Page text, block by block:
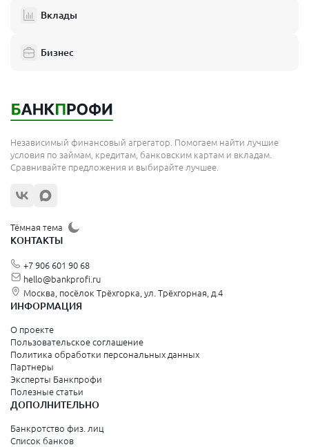
Вклады
Бизнес
Независимый финансовый агрегатор. Помогаем найти лучшие
условия по займам, кредитам, банковским картам и вкладам.
Сравнивайте предложения и выбирайте лучшее.
Тёмная тема
КОНТАКТЫ
+7 906 601 90 68
hello@bankprofi.ru
Москва, посёлок Трёхгорка, ул. Трёхгорная, д.4
ИНФОРМАЦИЯ
О проекте
Пользовательское соглашение
Политика обработки персональных данных
Партнеры
Эксперты Банкпрофи
Полезные статьи
ДОПОЛНИТЕЛЬНО
Банкротство физ. лиц
Список банков